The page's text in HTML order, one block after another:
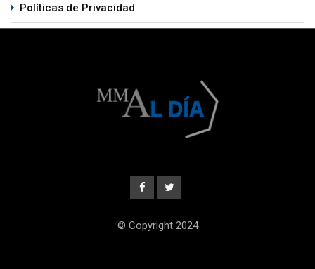
Políticas de Privacidad
© Copyright 2024